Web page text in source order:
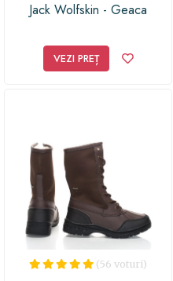
Jack Wolfskin - Geaca
VEZI PREȚ
(56 voturi)